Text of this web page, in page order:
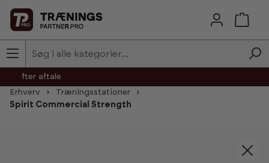
Skip to main content
efter aftale
Erhverv
Træningsstationer
Spirit Commercial Strength